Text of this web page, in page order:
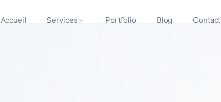
Accueil Services Portfolio Blog Contact